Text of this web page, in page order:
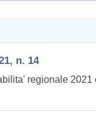
n. 14
regionale